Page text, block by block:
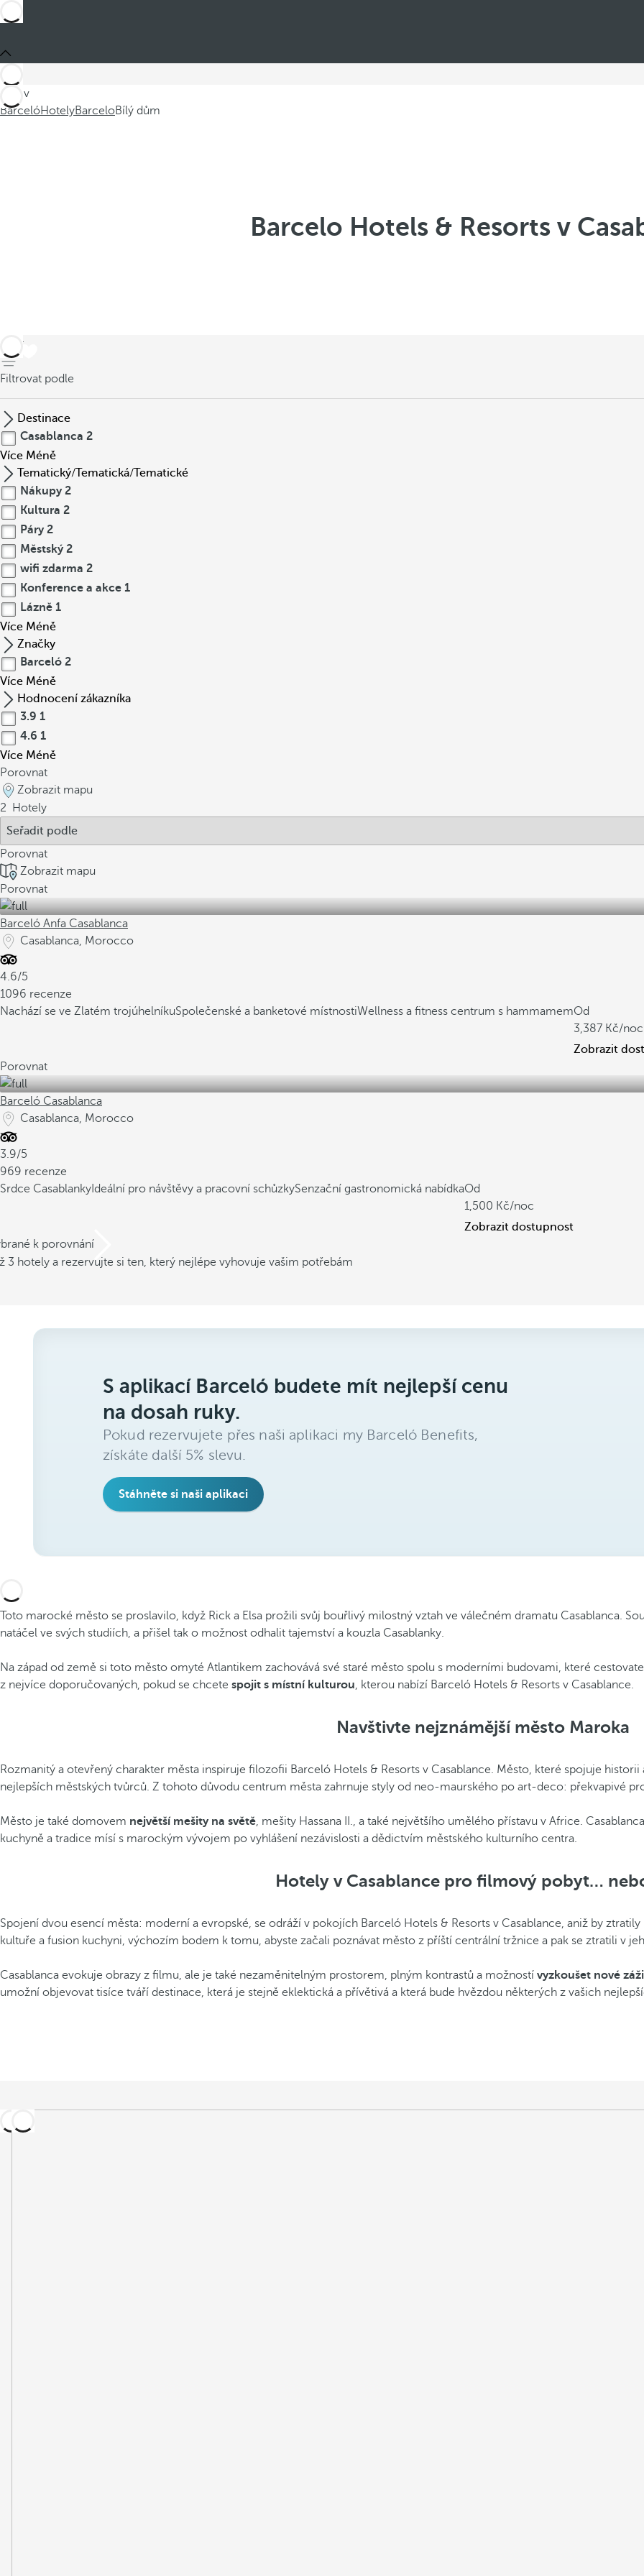
Jste v
BarcelóHotelyBarceloBílý dům
Barcelo Hotels & Resorts v
Zpět
Filtrovat podle
Destinace
Casablanca 2
Více Méně
Tematický/Tematická/Tematické
Nákupy 2
Kultura 2
Páry 2
Městský 2
wifi zdarma 2
Konference a akce 1
Lázně 1
Více Méně
Značky
Barceló 2
Více Méně
Hodnocení zákazníka
3.9 1
4.6 1
Více Méně
Porovnat
Zobrazit mapu
2
Hotely
Porovnat
Zobrazit mapu
Porovnat
Barceló Anfa Casablanca
Casablanca, Morocco
4.6/5
1096 recenze
Nachází se ve Zlatém trojúhelníkuSpolečenské a banketové místnostiWellness a fitness centrum s hammamemOd
3,387
/noc
Zobrazit
Porovnat
Barceló Casablanca
Casablanca, Morocco
3.9/5
969 recenze
Srdce Casablanky Ideální pro návštěvy a pracovní schůzkySenzační gastronomická nabídkaOd
1,500
/noc
Zobrazit dostupnost
k porovnání
3 hotely a rezervujte si ten, který nejlépe vyhovuje vašim potřebám
S aplikací Barceló budete mít nejlepší cenu
na dosah ruky.
Pokud rezervujete přes naši aplikaci my Barceló Benefits,
získáte další 5% slevu.
Stáhněte si naši aplikaci
Toto marocké město se proslavilo, když Rick a Elsa prožili svůj bouřlivý milostný vztah ve válečném dramatu Casablanca.
natáčel ve svých studiích, a přišel tak o možnost odhalit tajemství a kouzla Casablanky.
Na západ od země si toto město omyté Atlantikem zachovává své staré město spolu s moderními budovami, které
z nejvíce doporučovaných, pokud se chcete spojit s místní kulturou, kterou nabízí Barceló Hotels & Resorts v Casablance.
Navštivte nejznámější město Maroka
Rozmanitý a otevřený charakter města inspiruje filozofii Barceló Hotels & Resorts v Casablance. Město, které spojuje
nejlepších městských tvůrců. Z tohoto důvodu centrum města zahrnuje styly od neo-maurského po art-deco: překvapivé
Město je také domovem největší mešity na světě, mešity Hassana II., a také největšího umělého přístavu v Africe.
kuchyně a tradice mísí s marockým vývojem po vyhlášení nezávislosti a dědictvím městského kulturního centra.
Hotely v Casablance pro filmový pobyt…
Spojení dvou esencí města: moderní a evropské, se odráží v pokojích Barceló Hotels & Resorts v Casablance, aniž by ztratily
kultuře a fusion kuchyni, výchozím bodem k tomu, abyste začali poznávat město z příští centrální tržnice a pak se ztratili v
Casablanca evokuje obrazy z filmu, ale je také nezaměnitelným prostorem, plným kontrastů a možností vyzkoušet nové
umožní objevovat tisíce tváří destinace, která je stejně eklektická a přívětivá a která bude hvězdou některých z vašich